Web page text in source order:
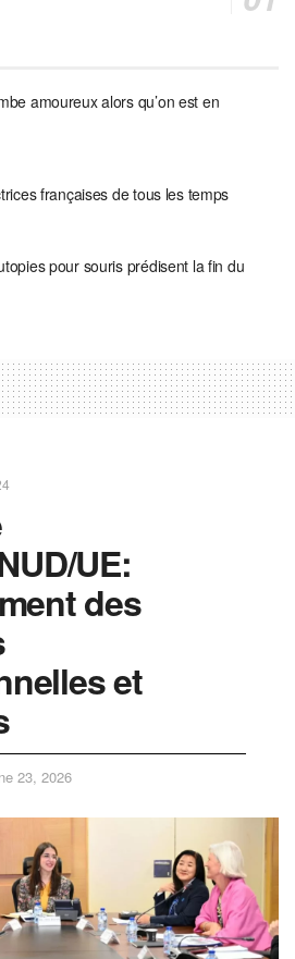
amoureux alors qu’on est en
françaises de tous les temps
pour souris prédisent la fin du
UE:
des
et
23, 2026